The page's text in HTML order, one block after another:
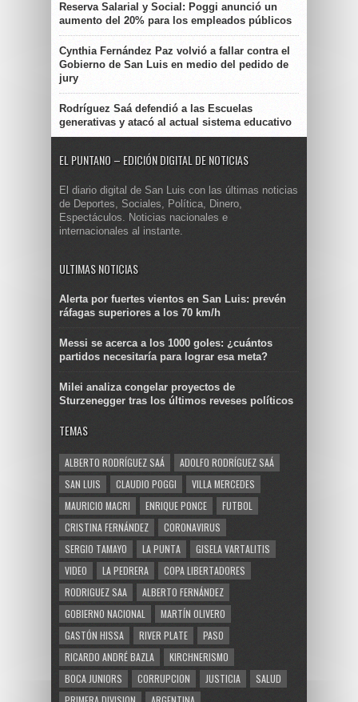
Reserva Salarial y Social: Poggi anunció un
aumento del 20% para los empleados públicos
Cynthia Fernández Paz volvió a fallar contra el
Gobierno de San Luis en medio del pedido de
jury
Rodríguez Saá defendió a las Escuelas
generativas y atacó al actual sistema educativo
EL PUNTANO – EDICIÓN DIGITAL DE NOTICIAS
El diario digital de San Luis con las últimas noticias
de Deportes, Sociales, Política, Dinero,
Espectáculos. Noticias nacionales e
internacionales al instante.
ULTIMAS NOTICIAS
Alerta por fuertes vientos en San Luis: prevén
ráfagas superiores a los 70 km/h
Messi se acerca a los 1000 goles: ¿cuántos
partidos necesitaría para lograr esa meta?
Milei analiza congelar proyectos de
Sturzenegger tras los últimos reveses políticos
TEMAS
ALBERTO RODRÍGUEZ SAÁ
ADOLFO RODRÍGUEZ SAÁ
SAN LUIS
CLAUDIO POGGI
VILLA MERCEDES
MAURICIO MACRI
ENRIQUE PONCE
FUTBOL
CRISTINA FERNÁNDEZ
CORONAVIRUS
SERGIO TAMAYO
LA PUNTA
GISELA VARTALITIS
VIDEO
LA PEDRERA
COPA LIBERTADORES
RODRIGUEZ SAA
ALBERTO FERNÁNDEZ
GOBIERNO NACIONAL
MARTÍN OLIVERO
GASTÓN HISSA
RIVER PLATE
PASO
RICARDO ANDRÉ BAZLA
KIRCHNERISMO
BOCA JUNIORS
CORRUPCION JUSTICIA
SALUD